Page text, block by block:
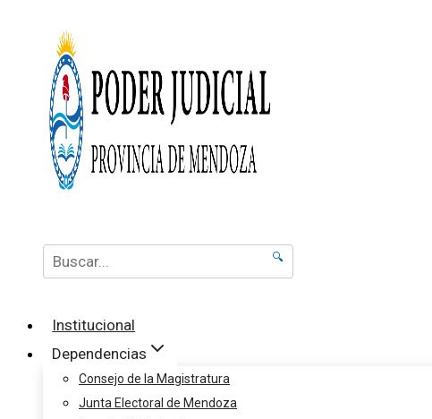
🔍
Institucional
Dependencias
Consejo de la Magistratura
Junta Electoral de Mendoza